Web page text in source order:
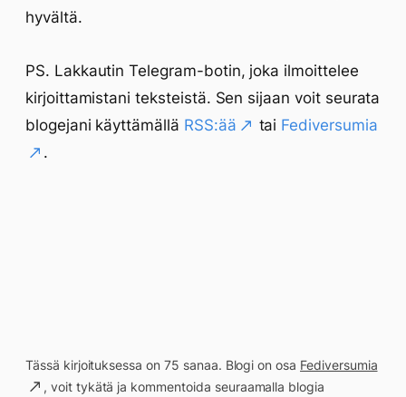
hyvältä.
PS. Lakkautin Telegram-botin, joka ilmoittelee
kirjoittamistani teksteistä. Sen sijaan voit seurata
blogejani käyttämällä RSS:ää tai Fediversumia
.
Tässä kirjoituksessa on 75 sanaa. Blogi on osa Fediversumia
, voit tykätä ja kommentoida seuraamalla blogia